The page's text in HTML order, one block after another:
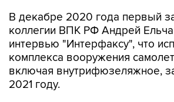
В декабре 2020 года первый
коллегии ВПК РФ Андрей
интервью "Интерфаксу", что
комплекса вооружения
включая внутрифюзеляжное,
2021 году.